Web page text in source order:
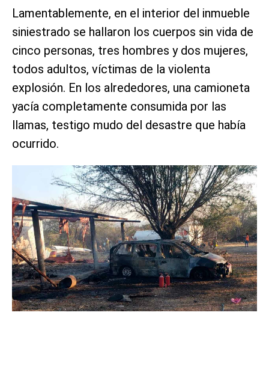
Lamentablemente, en el interior del inmueble
siniestrado se hallaron los cuerpos sin vida de
cinco personas, tres hombres y dos mujeres,
todos adultos, víctimas de la violenta
explosión. En los alrededores, una camioneta
yacía completamente consumida por las
llamas, testigo mudo del desastre que había
ocurrido.